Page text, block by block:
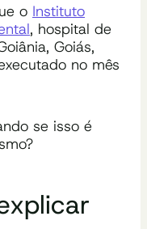
o Instituto
, hospital de
Goiás,
no mês
se isso é